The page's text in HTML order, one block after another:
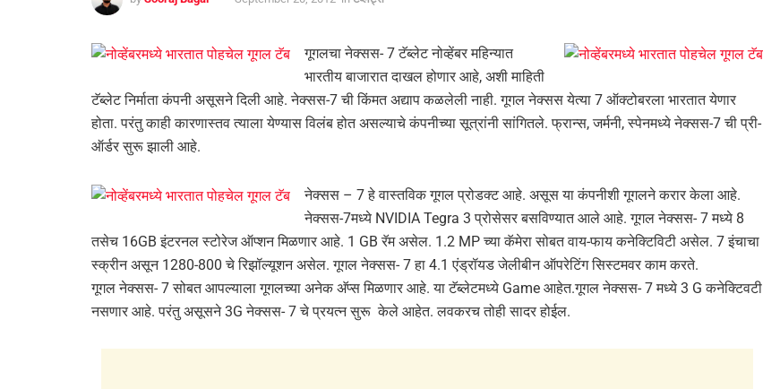
गूगलचा नेक्सस- 7 टॅब्लेट नोव्हेंबर महिन्यात
भारतीय बाजारात दाखल होणार आहे, अशी माहिती
टॅब्लेट निर्माता कंपनी असूसने दिली आहे. नेक्सस-7 ची किंमत अद्याप कळलेली नाही. गूगल नेक्सस येत्या 7 ऑक्टोबरला भारतात येणार
होता. परंतु काही कारणास्तव त्याला येण्यास विलंब होत असल्याचे कंपनीच्या सूत्रांनी सांगितले. फ्रान्स, जर्मनी, स्पेनमध्ये नेक्सस-7 ची प्री-
ऑर्डर सुरू झाली आहे.
नेक्सस – 7 हे वास्तविक गूगल प्रोडक्ट आहे. असूस या कंपनीशी गूगलने करार केला आहे.
नेक्सस-7मध्ये NVIDIA Tegra 3 प्रोसेसर बस‍विण्यात आले आहे. गूगल नेक्सस- 7 मध्ये 8
तसेच 16GB इंटरनल स्टोरेज ऑप्शन मिळणार आहे. 1 GB रॅम असेल. 1.2 MP च्या कॅमेरा सोबत वाय-फाय कनेक्टिविटी असेल. 7 इंचाचा
स्क्रीन असून 1280-800 चे रिझॉल्यूशन असेल. गूगल नेक्सस- 7 हा 4.1 एंड्रॉयड जेलीबीन ऑपरेटिंग सिस्टमवर काम करते.
गूगल नेक्सस- 7 सोबत आपल्याला गूगलच्या अनेक अ‍ॅप्स मिळणार आहे. या टॅब्लेटमध्ये Game आहेत.गूगल नेक्सस- 7 मध्ये 3 G कनेक्टिवटी
नसणार आहे. परंतु असूसने 3G नेक्सस- 7 चे प्रयत्न सुरू केले आहेत. लवकरच तोही सादर होईल.